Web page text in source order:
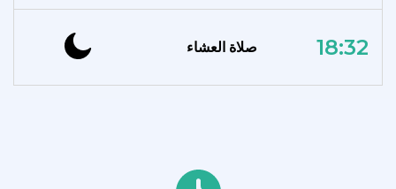
صلاة العشاء 18:32